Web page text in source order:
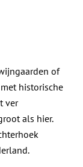
of
historische
ver
als hier.